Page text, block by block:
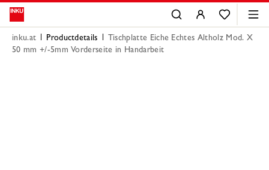
inku.at Productdetails
Tischplatte Eiche Echtes Altholz Mod. X
50 mm +/-5mm Vorderseite in Handarbeit